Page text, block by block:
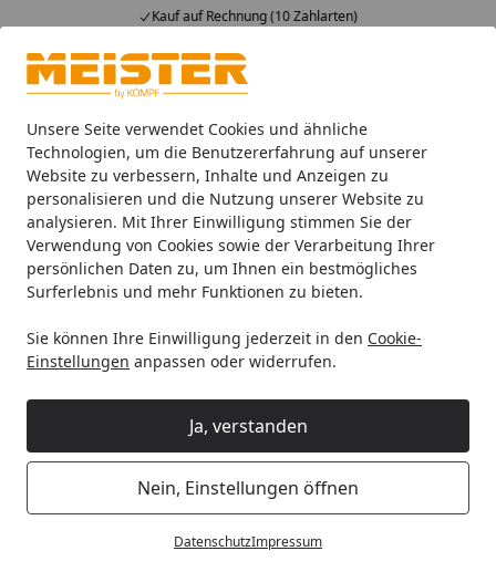
Unsere Seite verwendet Cookies und ähnliche
Technologien, um die Benutzererfahrung auf unserer
Website zu verbessern, Inhalte und Anzeigen zu
personalisieren und die Nutzung unserer Website zu
analysieren. Mit Ihrer Einwilligung stimmen Sie der
Verwendung von Cookies sowie der Verarbeitung Ihrer
persönlichen Daten zu, um Ihnen ein bestmögliches
Surferlebnis und mehr Funktionen zu bieten.
Sie können Ihre Einwilligung jederzeit in den Cookie-
Einstellungen anpassen oder widerrufen.
Ja, verstanden
Nein, Einstellungen öffnen
DatenschutzImpressum
Kauf auf Rechnung (10 Zahlarten)
Alle Produkte
Mein Konto
Suchen
Startseite
Wie funktioniert die Ausfuhr in die Schweiz?
Wie funktioniert die Ausfuhr in die
Schweiz?
Produkte können auf verschiedene Weisen in die
Schweiz geliefert werden.
Vorgehensweise
1. Bestellung über unseren Schweizer Shop
Über unseren Schweizer Shop
Bestellung Ihres Wunschproduktes schnell und einfach
abgewickelt werden. Die Preise im koempf24.ch
Gebühren. Im Nachgang wird somit nichts mehr in